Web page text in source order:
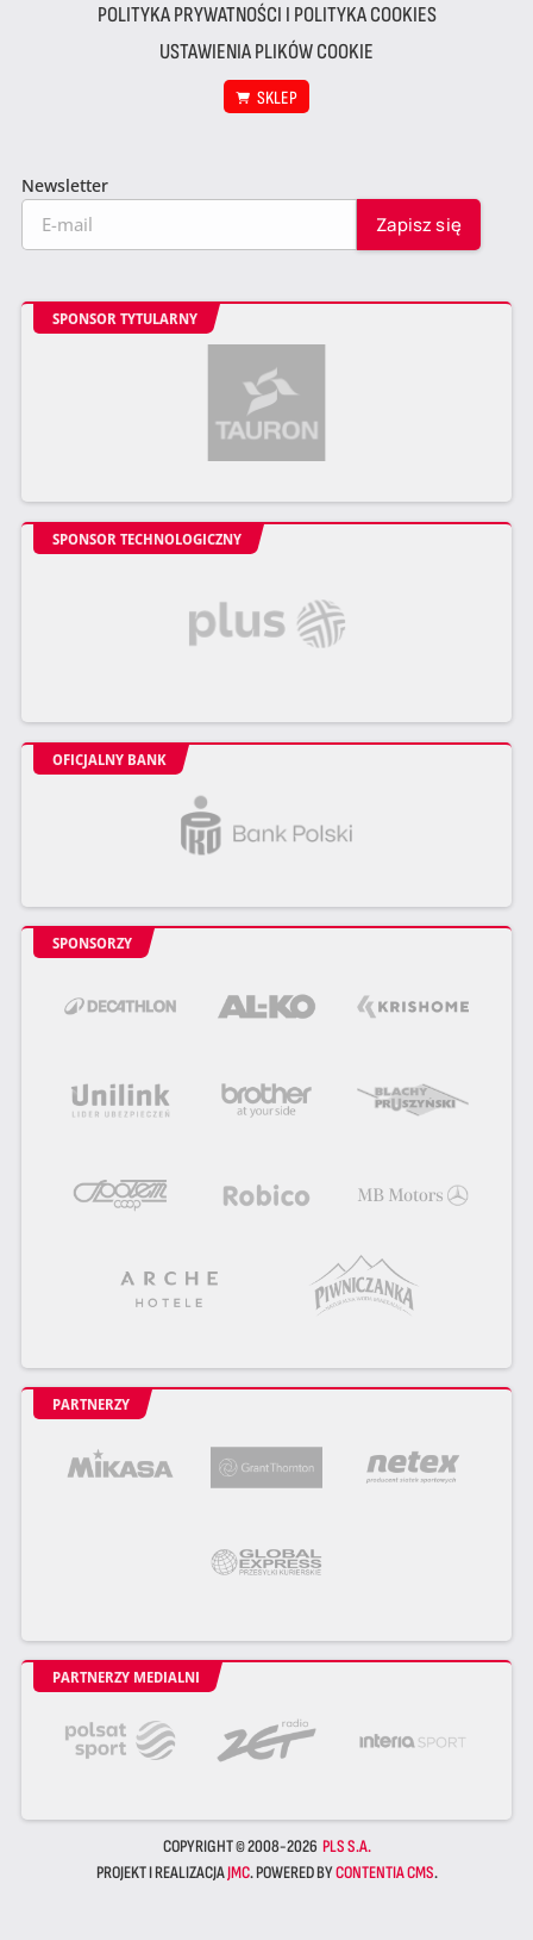
POLITYKA PRYWATNOŚCI I POLITYKA COOKIES
USTAWIENIA PLIKÓW COOKIE
SKLEP
Newsletter
SPONSOR TYTULARNY
SPONSOR TECHNOLOGICZNY
OFICJALNY BANK
SPONSORZY
PARTNERZY
PARTNERZY MEDIALNI
COPYRIGHT © 2008-2026 PLS S.A.
PROJEKT I REALIZACJAJMC. POWERED BYCONTENTIA CMS.